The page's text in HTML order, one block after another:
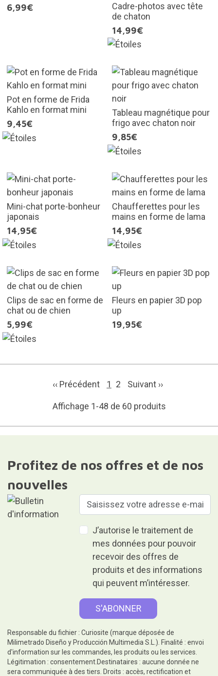
6,99€
Cadre-photos avec tête
de chaton
14,99€
Pot en forme de Frida
Kahlo en format mini
9,45€
Tableau magnétique pour
frigo avec chaton noir
9,85€
Mini-chat porte-bonheur
japonais
14,95€
Chaufferettes pour les
mains en forme de lama
14,95€
Clips de sac en forme de
chat ou de chien
5,99€
Fleurs en papier 3D pop
up
19,95€
‹‹ Précédent 1 2 Suivant ››
Affichage 1-48 de 60 produits
Profitez de nos offres et de nos
nouvelles
J’autorise le traitement de
mes données pour pouvoir
recevoir des offres de
produits et des informations
qui peuvent m’intéresser.
Responsable du fichier : Curiosite (marque déposée de
Milimetrado Diseño y Producción Multimedia S.L.). Finalité : envoi
d'information sur les commandes, les produits ou les services.
Légitimation : consentement.Destinataires : aucune donnée ne
sera communiquée à des tiers. Droits : accès, rectification et